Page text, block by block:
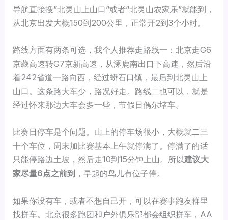
导航直接搜”北灵山上山口”或者”北灵山农家乐”就能到，
从北京出发大概150到200公里，正常开2到3个小时。
路线方面有两条可选，我个人推荐走路线一：北京走G6
京藏高速转G7京新高速，从涿鹿南出口下高速，然后沿
着242省道一路向西，经过蟒石口镇，最后到北灵山上
山口。这条路大车少，路况好走。路线二也可以，就是
经过怀来那边大车会多一些，节假日偶尔堵车。
比赛日停车是个问题。山上的停车场很小，大概就二三
十个车位，周末加比赛基本上午就停满了。停满了的话
只能停路边土坡，然后走10到15分钟上山。所以建议大
家尽量6点之前到 ，早起的鸟儿有位子停。
如果你没有车，或者不想自己开，可以在赛事跑友群里
找拼车。北京很多跑团和户外俱乐部都会组织拼车，AA